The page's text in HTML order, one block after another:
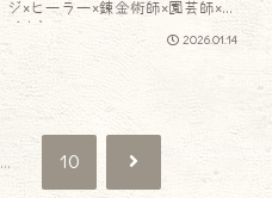
ジ×ヒーラー×錬金術師×園芸師×ナ
イト）
2026.01.14
… 10 次